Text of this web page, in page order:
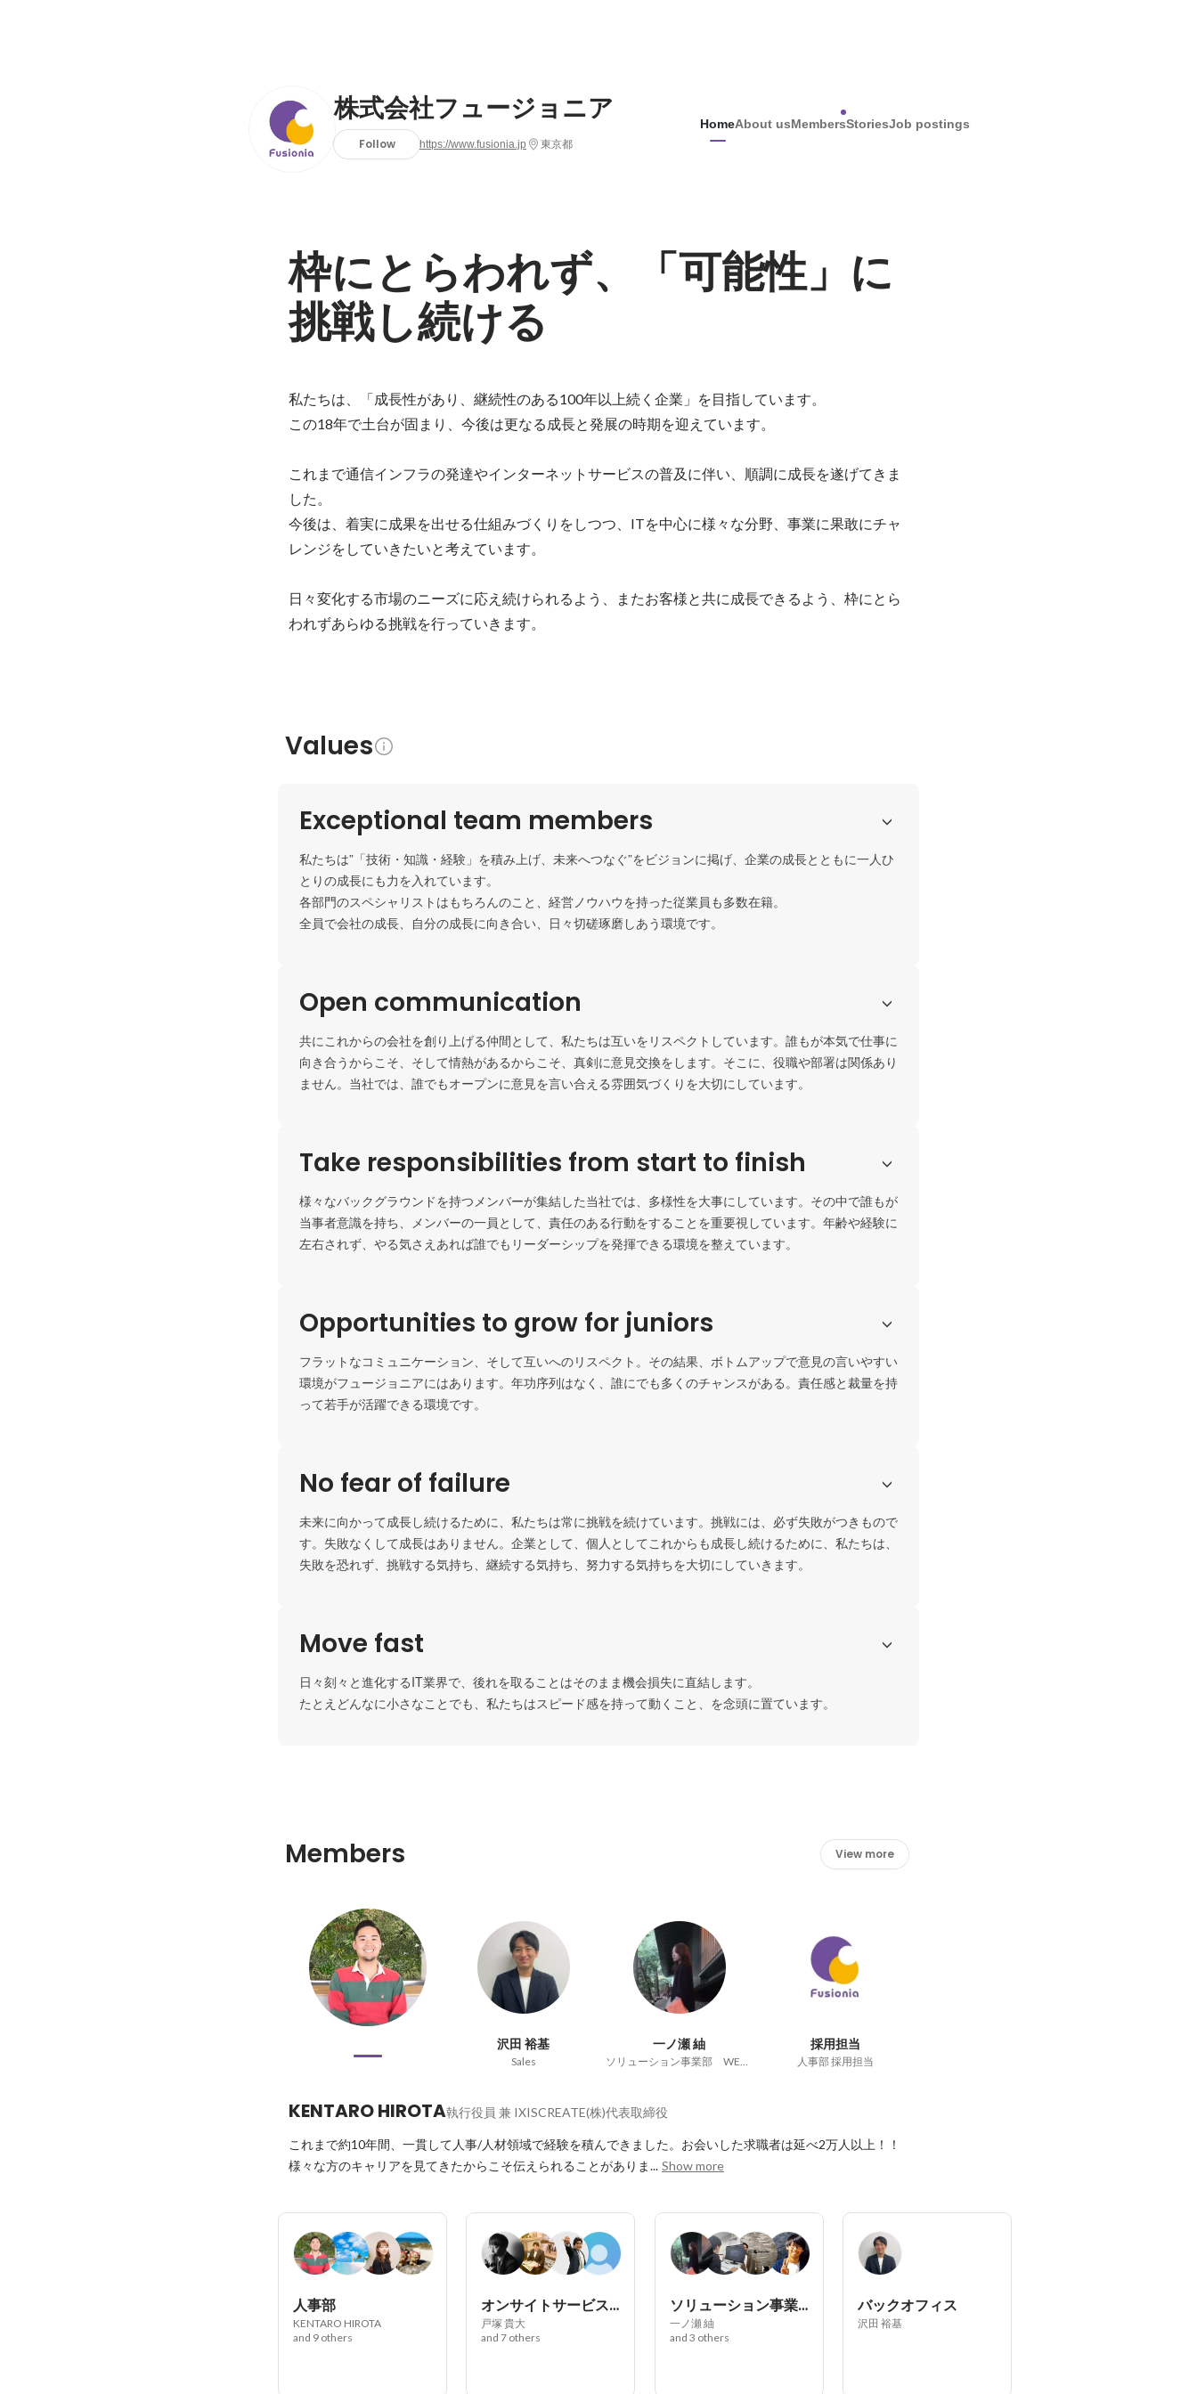
株式会社フュージョニア
Follow https://www.fusionia.jp 東京都
HomeAbout usMembersStoriesJob postings
枠にとらわれず、「可能性」に
挑戦し続ける
私たちは、「成長性があり、継続性のある100年以上続く企業」を目指しています。
この18年で土台が固まり、今後は更なる成長と発展の時期を迎えています。
これまで通信インフラの発達やインターネットサービスの普及に伴い、順調に成長を遂げてきま
した。
今後は、着実に成果を出せる仕組みづくりをしつつ、ITを中心に様々な分野、事業に果敢にチャ
レンジをしていきたいと考えています。
日々変化する市場のニーズに応え続けられるよう、またお客様と共に成長できるよう、枠にとら
Values
Exceptional team members
私たちは”「技術・知識・経験」を積み上げ、未来へつなぐ”をビジョンに掲げ、企業の成長とともに一人ひ
とりの成長にも力を入れています。
各部門のスペシャリストはもちろんのこと、経営ノウハウを持った従業員も多数在籍。
全員で会社の成長、自分の成長に向き合い、日々切磋琢磨しあう環境です。
Open communication
共にこれからの会社を創り上げる仲間として、私たちは互いをリスペクトしています。誰もが本気で仕事に
向き合うからこそ、そして情熱があるからこそ、真剣に意見交換をします。そこに、役職や部署は関係あり
ません。当社では、誰でもオープンに意見を言い合える雰囲気づくりを大切にしています。
Take responsibilities from start to finish
様々なバックグラウンドを持つメンバーが集結した当社では、多様性を大事にしています。その中で誰もが
当事者意識を持ち、メンバーの一員として、責任のある行動をすることを重要視しています。年齢や経験に
左右されず、やる気さえあれば誰でもリーダーシップを発揮できる環境を整えています。
Opportunities to grow for juniors
フラットなコミュニケーション、そして互いへのリスペクト。その結果、ボトムアップで意見の言いやすい
環境がフュージョニアにはあります。年功序列はなく、誰にでも多くのチャンスがある。責任感と裁量を持
って若手が活躍できる環境です。
No fear of failure
未来に向かって成長し続けるために、私たちは常に挑戦を続けています。挑戦には、必ず失敗がつきもので
す。失敗なくして成長はありません。企業として、個人としてこれからも成長し続けるために、私たちは、
失敗を恐れず、挑戦する気持ち、継続する気持ち、努力する気持ちを大切にしていきます。
Move fast
日々刻々と進化するIT業界で、後れを取ることはそのまま機会損失に直結します。
たとえどんなに小さなことでも、私たちはスピード感を持って動くこと、を念頭に置ています。
Members View more
沢田 裕基
Sales
一ノ瀬 紬
ソリューション事業部 WEB課
採用担当
人事部 採用担当
KENTARO HIROTA執行役員 兼 IXISCREATE(株)代表取締役
これまで約10年間、一貫して人事/人材領域で経験を積んできました。お会いした求職者は延べ2万人以上！！
様々な方のキャリアを見てきたからこそ伝えられることがありま... Show more
人事部
KENTARO HIROTA
and 9 others
オンサイトサービス事業部
戸塚 貴大
and 7 others
ソリューション事業部
一ノ瀬 紬
and 3 others
バックオフィス
沢田 裕基